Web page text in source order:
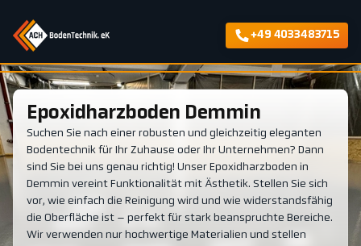
+49 4033483715
Epoxidharzboden Demmin
Suchen Sie nach einer robusten und gleichzeitig eleganten
Bodentechnik für Ihr Zuhause oder Ihr Unternehmen? Dann
sind Sie bei uns genau richtig! Unser Epoxidharzboden in
Demmin vereint Funktionalität mit Ästhetik. Stellen Sie sich
vor, wie einfach die Reinigung wird und wie widerstandsfähig
die Oberfläche ist – perfekt für stark beanspruchte Bereiche.
Wir verwenden nur hochwertige Materialien und stellen